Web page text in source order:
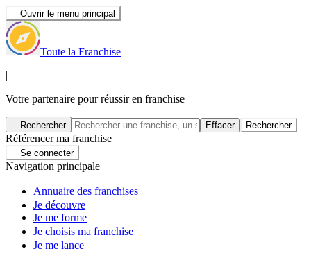
Ouvrir le menu principal
Toute la Franchise
|
Votre partenaire pour réussir en franchise
Rechercher Effacer Rechercher
Référencer ma franchise
Se connecter
Navigation principale
Annuaire des franchises
Je découvre
Je me forme
Je choisis ma franchise
Je me lance